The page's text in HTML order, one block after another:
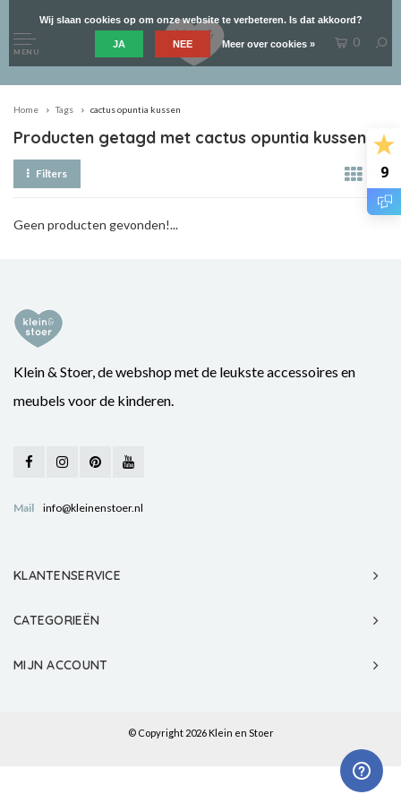
9
MENU
0
Home Tags cactus opuntia kussen
Producten getagd met cactus opuntia kussen
Filters
Geen producten gevonden!...
Klein & Stoer, de webshop met de leukste accessoires en
meubels voor de kinderen.
Mail info@kleinenstoer.nl
KLANTENSERVICE
CATEGORIEËN
MIJN ACCOUNT
© Copyright 2026 Klein en Stoer
Wij slaan cookies op om onze website te verbeteren. Is dat akkoord?
JA NEE Meer over cookies »